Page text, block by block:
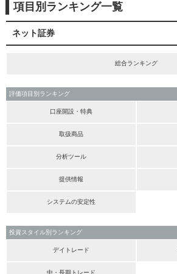
項目別ランキング一覧
ネット証券
総合ランキング
評価項目別ランキング
口座開設・特典
取扱商品
分析ツール
提供情報
システムの安定性
投資スタイル別ランキング
デイトレード
中・長期トレード